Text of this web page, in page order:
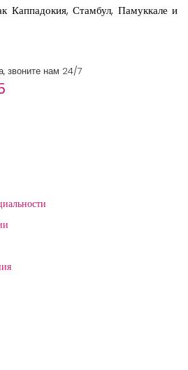
Каппадокия, Стамбул, Памуккале и
звоните нам 24/7